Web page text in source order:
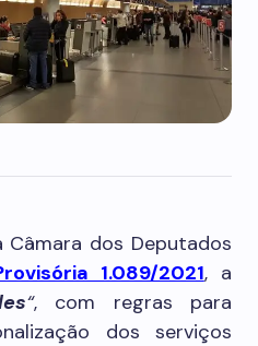
Câmara dos Deputados
1.089/2021, a
“, com regras para
dos serviços